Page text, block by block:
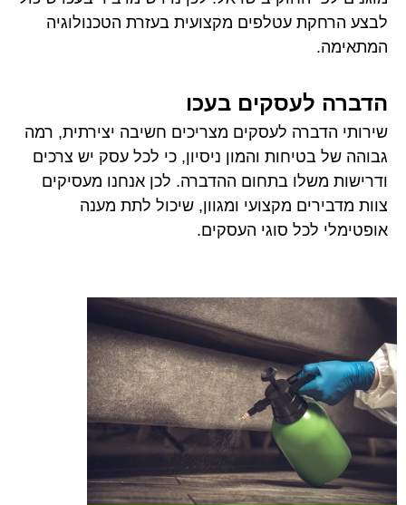
לבצע הרחקת עטלפים מקצועית בעזרת הטכנולוגיה
המתאימה.
הדברה לעסקים בעכו
שירותי הדברה לעסקים מצריכים חשיבה יצירתית, רמה
גבוהה של בטיחות והמון ניסיון, כי לכל עסק יש צרכים
ודרישות משלו בתחום ההדברה. לכן אנחנו מעסיקים
צוות מדבירים מקצועי ומגוון, שיכול לתת מענה
אופטימלי לכל סוגי העסקים.